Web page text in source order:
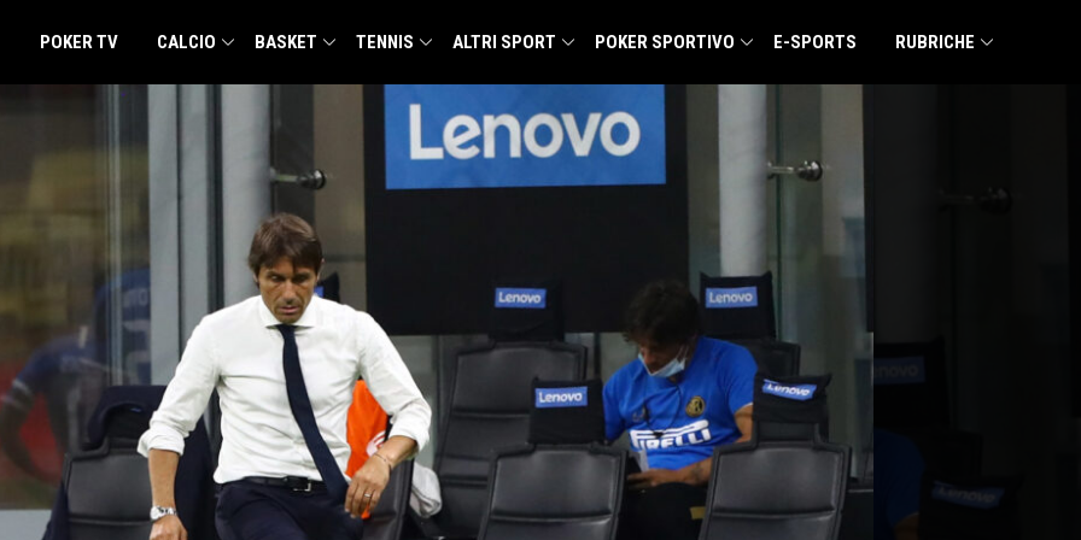
POKER TV CALCIO BASKET TENNIS ALTRI SPORT POKER SPORTIVO E-SPORTS RUBRICHE